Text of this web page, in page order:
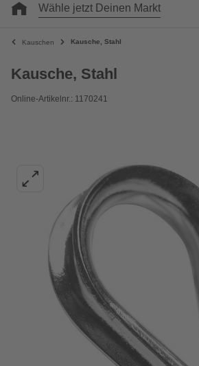
Wähle jetzt Deinen Markt
Kauschen Kausche, Stahl
Kausche, Stahl
Online-Artikelnr.: 1170241